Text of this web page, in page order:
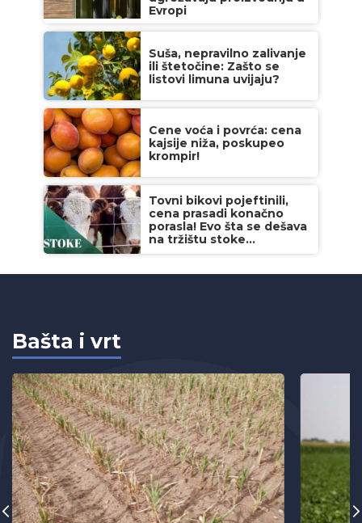
Evropi
Suša, nepravilno zalivanje
ili štetočine: Zašto se
listovi limuna uvijaju?
Cene voća i povrća: cena
kajsije niža, poskupeo
krompir!
Tovni bikovi pojeftinili,
cena prasadi konačno
porasla! Evo šta se dešava
na tržištu stoke...
Bašta i vrt